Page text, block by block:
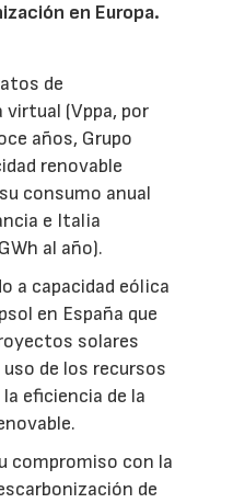
en Europa.
de
(Vppa, por
años, Grupo
renovable
consumo anual
e Italia
al año).
a capacidad eólica
en España que
solares
de los recursos
eficiencia de la
compromiso con la
de